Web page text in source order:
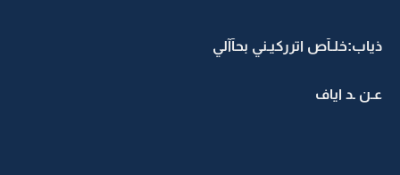
ذياب:خلـآص اترركيـني بحآآلي
عـن ـد اياف